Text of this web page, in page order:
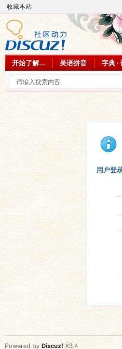
收藏本站
开始了解... 吴语拼音 字典 ·
用户登
Powered by Discuz! X3.4